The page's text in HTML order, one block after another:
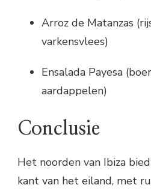
Arroz de Matanzas
varkensvlees)
Ensalada Payesa
aardappelen)
Conclusie
Het noorden van Ibiza
kant van het eiland, met